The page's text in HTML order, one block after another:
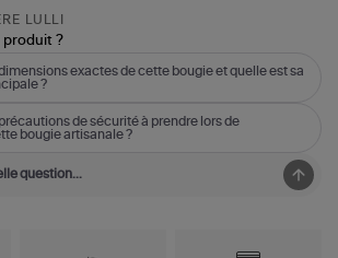
LULLI
produit ?
exactes de cette bougie et quelle est sa
?
de sécurité à prendre lors de
bougie artisanale ?